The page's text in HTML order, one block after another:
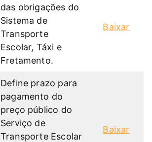
das obrigações do
Sistema de
Transporte
Escolar, Táxi e
Fretamento.
Baixar
Define prazo para
pagamento do
preço público do
Serviço de
Transporte Escolar
Baixar